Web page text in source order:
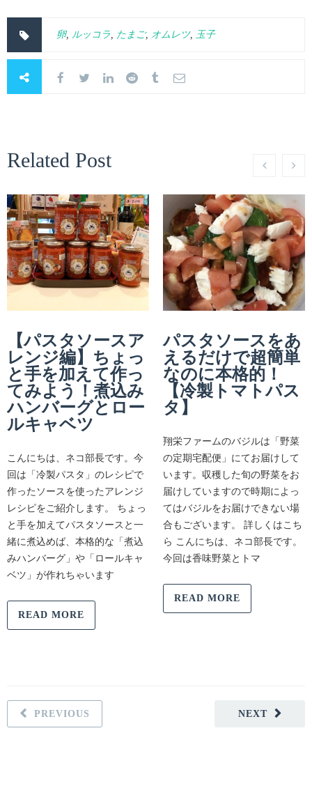
卵, ルッコラ, たまご, オムレツ, 玉子
Related Post
【パスタソースア
レンジ編】ちょっ
と手を加えて作っ
てみよう！煮込み
ハンバーグとロー
ルキャベツ
こんにちは、ネコ部長です。今
回は「冷製パスタ」のレシピで
作ったソースを使ったアレンジ
レシピをご紹介します。 ちょっ
と手を加えてパスタソースと一
緒に煮込めば、本格的な「煮込
みハンバーグ」や「ロールキャ
ベツ」が作れちゃいます
READ MORE
パスタソースをあ
えるだけで超簡単
なのに本格的！
【冷製トマトパス
タ】
翔栄ファームのバジルは「野菜
の定期宅配便」にてお届けして
います。収穫した旬の野菜をお
届けしていますので時期によっ
てはバジルをお届けできない場
合もございます。 詳しくはこち
ら こんにちは、ネコ部長です。
今回は香味野菜とトマ
READ MORE
NEXT
PREVIOUS